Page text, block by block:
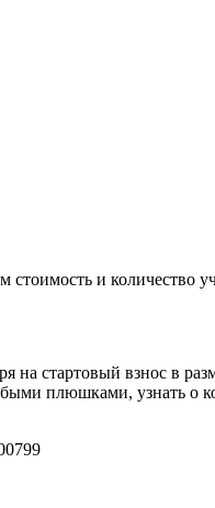
стоимость и количество
стартовый взнос в
плюшками, узнать о
799